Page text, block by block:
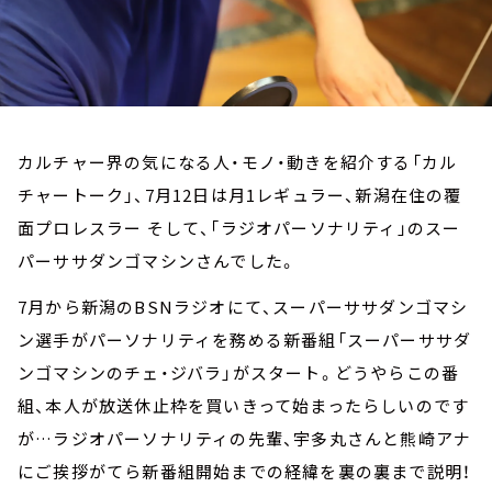
カルチャー界の気になる人・モノ・動きを紹介する「カル
チャートーク」、7月12日は月1レギュラー、新潟在住の覆
面プロレスラー そして、「ラジオパーソナリティ」のスー
パーササダンゴマシンさんでした。
7月から新潟のBSNラジオにて、スーパーササダンゴマシ
ン選手がパーソナリティを務める新番組「スーパーササダ
ンゴマシンのチェ・ジバラ」がスタート。どうやらこの番
組、本人が放送休止枠を買いきって始まったらしいのです
が…ラジオパーソナリティの先輩、宇多丸さんと熊崎アナ
にご挨拶がてら新番組開始までの経緯を裏の裏まで説明！